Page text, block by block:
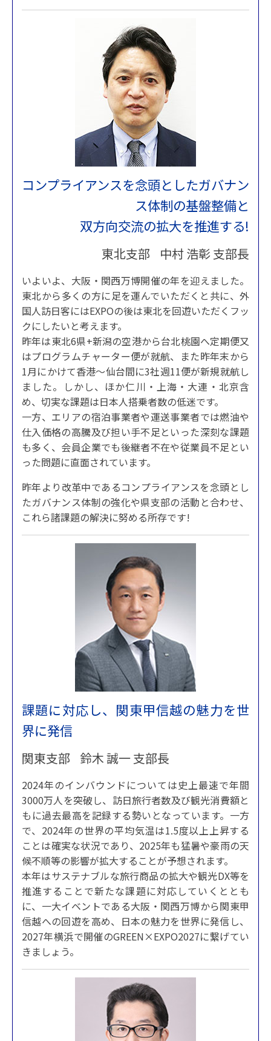
コンプライアンスを念頭としたガバナン
ス体制の基盤整備と
双方向交流の拡大を推進する!
東北支部 中村 浩彰 支部長
いよいよ、大阪・関西万博開催の年を迎えました。
東北から多くの方に足を運んでいただくと共に、外
国人訪日客にはEXPOの後は東北を回遊いただくフッ
クにしたいと考えます。
昨年は東北6県+新潟の空港から台北桃園へ定期便又
はプログラムチャーター便が就航、また昨年末から
1月にかけて香港～仙台間に3社週11便が新規就航し
ました。しかし、ほか仁川・上海・大連・北京含
め、切実な課題は日本人搭乗者数の低迷です。
一方、エリアの宿泊事業者や運送事業者では燃油や
仕入価格の高騰及び担い手不足といった深刻な課題
も多く、会員企業でも後継者不在や従業員不足とい
った問題に直面されています。
昨年より改革中であるコンプライアンスを念頭とし
たガバナンス体制の強化や県支部の活動と合わせ、
これら諸課題の解決に努める所存です!
課題に対応し、関東甲信越の魅力を世
界に発信
関東支部 鈴木 誠一 支部長
2024年のインバウンドについては史上最速で年間
3000万人を突破し、訪日旅行者数及び観光消費額と
もに過去最高を記録する勢いとなっています。一方
で、2024年の世界の平均気温は1.5度以上上昇する
ことは確実な状況であり、2025年も猛暑や豪雨の天
候不順等の影響が拡大することが予想されます。
本年はサステナブルな旅行商品の拡大や観光DX等を
推進することで新たな課題に対応していくととも
に、一大イベントである大阪・関西万博から関東甲
信越への回遊を高め、日本の魅力を世界に発信し、
2027年横浜で開催のGREEN×EXPO2027に繋げてい
きましょう。